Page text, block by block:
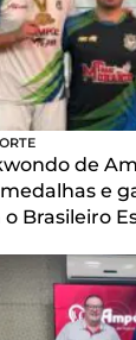
de
e
o Brasileiro